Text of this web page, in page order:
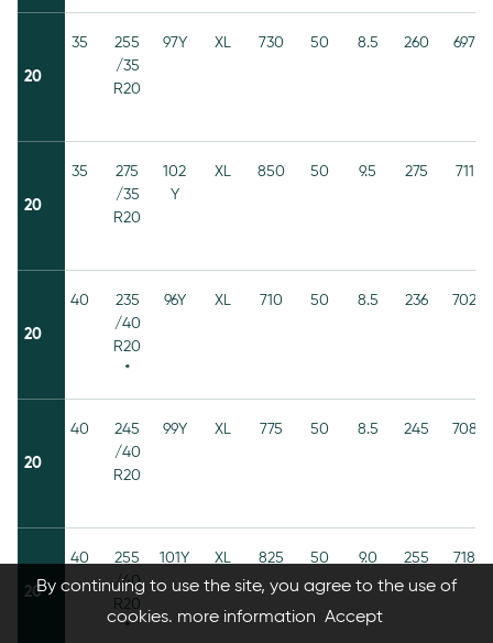
20
35
255
/35
R20
97Y XL 730 50 8.5 260 697
20
35
275
/35
R20
102
Y
XL 850 50 9.5 275 711
20
40
235
/40
R20
*
96Y XL 710 50 8.5 236 702
20
40
245
/40
R20
99Y XL 775 50 8.5 245 708
20
40
255
/40
R20
*
101Y XL 825 50 9.0 255 718
By continuing to use the site, you agree to the use of
cookies. more information Accept